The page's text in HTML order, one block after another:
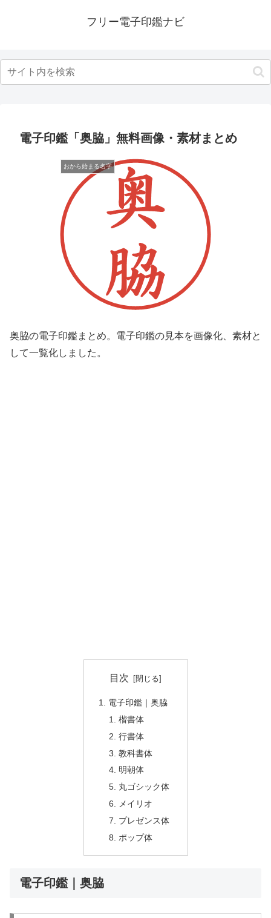
フリー電子印鑑ナビ
電子印鑑「奥脇」無料画像・素材まとめ
おから始まる名字
奥脇の電子印鑑まとめ。電子印鑑の見本を画像化、素材と
して一覧化しました。
目次
電子印鑑｜奥脇
楷書体
行書体
教科書体
明朝体
丸ゴシック体
メイリオ
プレゼンス体
ポップ体
電子印鑑｜奥脇